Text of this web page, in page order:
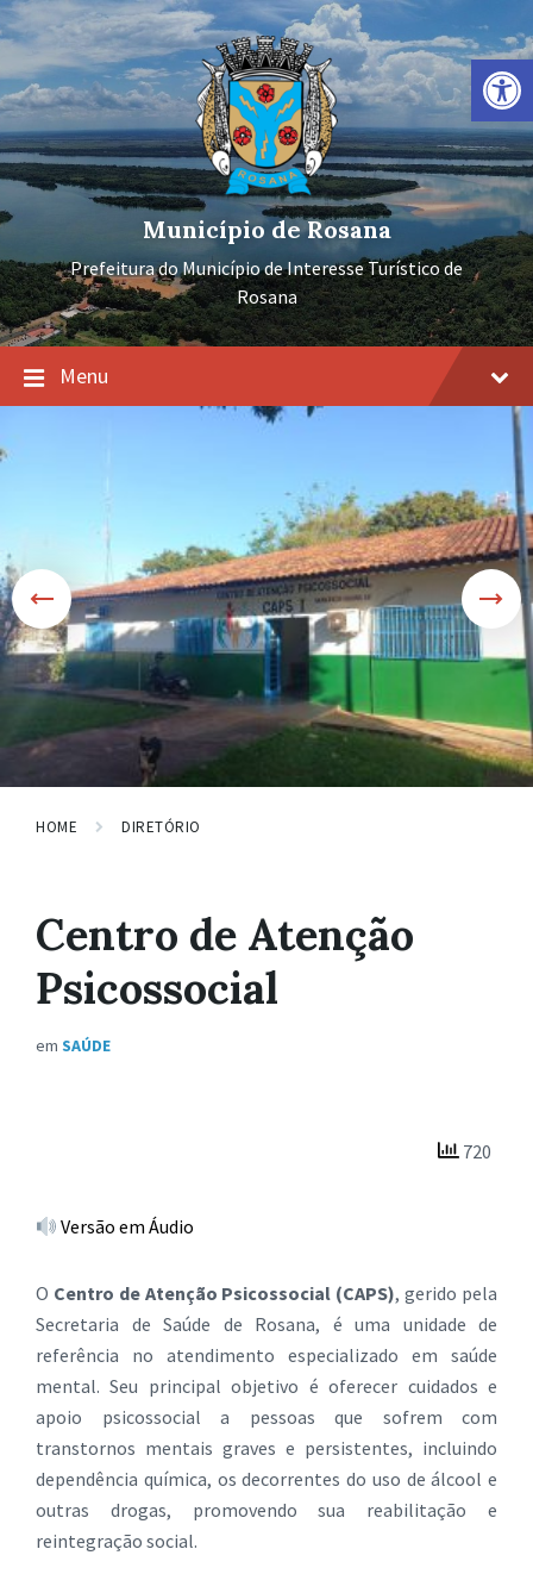
Barra de Ferramentas Aberta
Ir
para
conteúdo
Pular
para
navegação
principal
Pular
para
rodapé
Município de Rosana
Prefeitura do Município de Interesse Turístico de
Rosana
Menu
HOME DIRETÓRIO
Centro de Atenção
Psicossocial
em SAÚDE
720
Versão em Áudio
O Centro de Atenção Psicossocial (CAPS), gerido pela
Secretaria de Saúde de Rosana, é uma unidade de
referência no atendimento especializado em saúde
mental. Seu principal objetivo é oferecer cuidados e
apoio psicossocial a pessoas que sofrem com
transtornos mentais graves e persistentes, incluindo
dependência química, os decorrentes do uso de álcool e
outras drogas, promovendo sua reabilitação e
reintegração social.